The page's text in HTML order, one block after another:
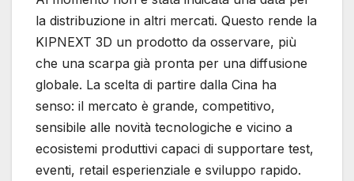
la distribuzione in altri mercati. Questo rende la
KIPNEXT 3D un prodotto da osservare, più
che una scarpa già pronta per una diffusione
globale. La scelta di partire dalla Cina ha
senso: il mercato è grande, competitivo,
sensibile alle novità tecnologiche e vicino a
ecosistemi produttivi capaci di supportare test,
eventi, retail esperienziale e sviluppo rapido.